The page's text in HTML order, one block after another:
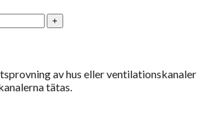
av hus eller ventilationskanaler
tätas.